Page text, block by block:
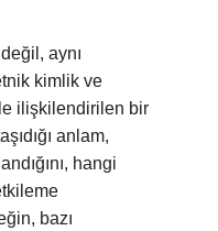
aynı
kimlik ve
ilişkilendirilen bir
anlam,
hangi
bazı